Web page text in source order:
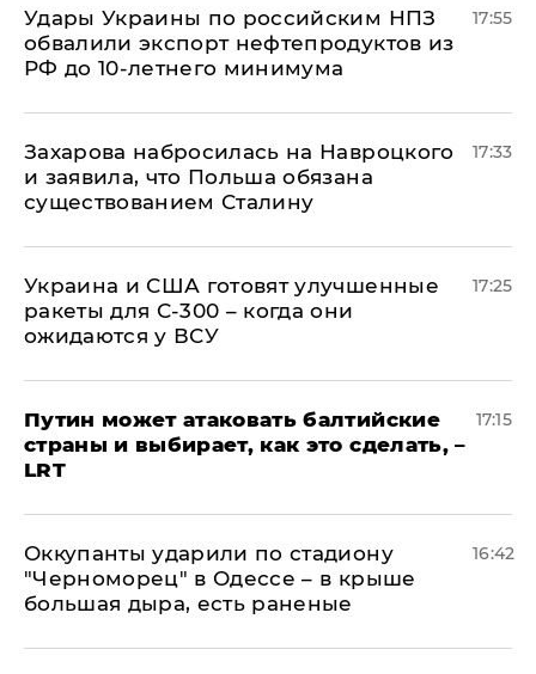
Удары Украины по российским НПЗ
обвалили экспорт нефтепродуктов из
РФ до 10-летнего минимума
17:55
​Захарова набросилась на Навроцкого
и заявила, что Польша обязана
существованием Сталину
17:33
Украина и США готовят улучшенные
ракеты для С-300 – когда они
ожидаются у ВСУ
17:25
Путин может атаковать балтийские
страны и выбирает, как это сделать, –
LRT
17:15
Оккупанты ударили по стадиону
"Черноморец" в Одессе – в крыше
большая дыра, есть раненые
16:42